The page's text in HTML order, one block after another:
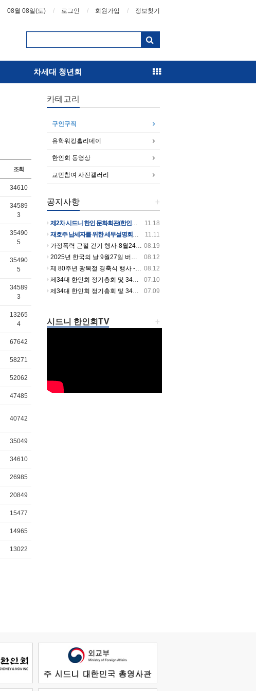
08월 08일(토) 로그인 회원가입 정보찾기
차세대 청년회
조회
34610
34589
3
35490
5
35490
5
34589
3
13265
4
67642
58271
52062
47485
40742
35049
34610
26985
20849
15477
14965
13022
카테고리
구인구직
유학워킹홀리데이
한인회 동영상
교민참여 사진갤러리
+
공지사항
11.18
제2차 시드니 한인 문화회관(한인회관)건립 후원의 날 행사 안내입니다
11.11
재호주 납세자를 위한 세무설명회를 개최합니다
08.19
가정폭력 근절 걷기 행사-8월24일 일요일 오전 9시~10시 30분까지 버우드파크에서 있습니다
08.12
2025년 한국의 날 9월27일 버우드파크에서 열립니다
08.12
제 80주년 광복절 경축식 행사 -셔틀버스 시간 안내
07.10
제34대 한인회 정기총회 및 34대 35대 회장 이취임식날 셔틀버스 운행합니다.
07.09
제34대 한인회 정기총회 및 34대 35대 회장 이취임식 개최!
+
시드니 한인회TV